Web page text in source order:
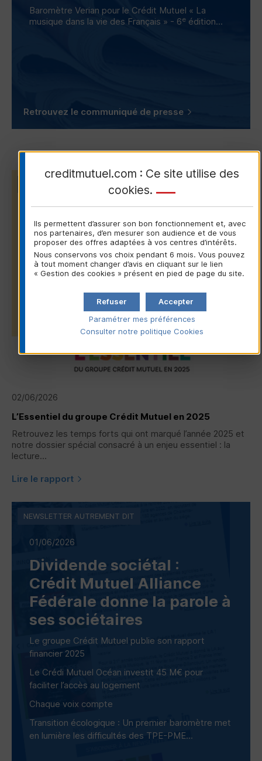
Baromètre Verian pour le Crédit Mutuel « La
musique dans la vie des Français » - 6e édition...
Retrouvez le communiqué de presse
02/06/2026
L’Essentiel du groupe Crédit Mutuel en 2025
Retrouvez les temps forts qui ont marqué l’année 2025 et
notre dossier spécial consacré à un enjeu essentiel : la
lecture...
Lire le rapport
01/06/2026
Dividende sociétal :
Crédit Mutuel Alliance
Fédérale donne la parole à
ses sociétaires
Le groupe Crédit Mutuel publie son rapport
financier 2025
Le Crédi Mutuel Océan investit 45 M€ pour
faciliter l’accès au logement
Chaque voix compte
Transition écologique : Un premier baromètre met
en lumière les difficultés des TPE-PME...
NEWSLETTER AUTREMENT DIT
creditmutuel.com : Ce site utilise des
cookies.
Ils permettent d’assurer son bon fonctionnement et, avec
nos partenaires, d’en mesurer son audience et de vous
proposer des offres adaptées à vos centres d’intérêts.
Nous conservons vos choix pendant 6 mois. Vous pouvez
à tout moment changer d’avis en cliquant sur le lien
« Gestion des cookies » présent en pied de page du site.
Accepter
Refuser
Paramétrer mes préférences
Consulter notre politique Cookies